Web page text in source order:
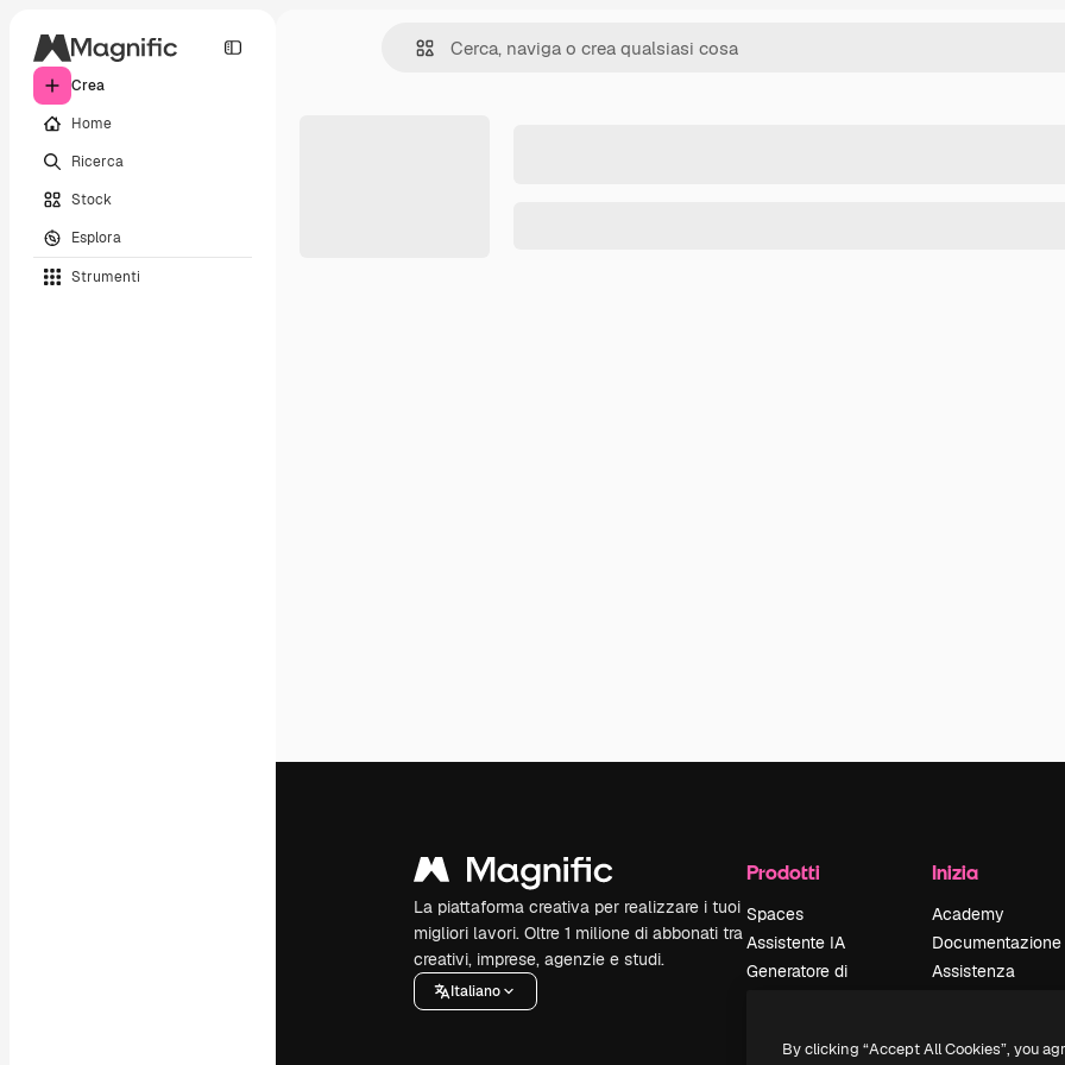
Crea
Home
Ricerca
Stock
Esplora
Strumenti
La piattaforma creativa per realizzare i tuoi
migliori lavori. Oltre 1 milione di abbonati tra
creativi, imprese, agenzie e studi.
Italiano
Prodotti
Spaces
Assistente IA
Generatore di
Inizia
Academy
Documentazione
Assistenza
Politica sulla
By clicking “Accept All Cookies”, you